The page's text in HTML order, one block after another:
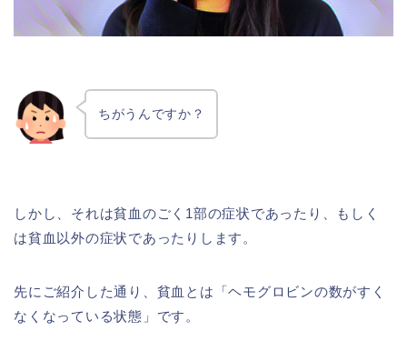
ちがうんですか？
しかし、それは貧血のごく1部の症状であったり、もしく
は貧血以外の症状であったりします。
先にご紹介した通り、貧血とは「ヘモグロビンの数がすく
なくなっている状態」です。